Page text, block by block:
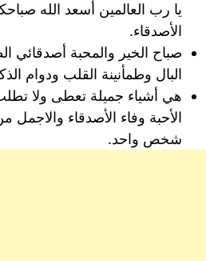
يا رب العالمين أسعد الله
الأصدقاء.
صباح الخير والمحبة أصدقائي
البال وطمأنينة القلب ودوام
هي أشياء جميلة تعطى ولا
الأحبة وفاء الأصدقاء
شخص واحد.